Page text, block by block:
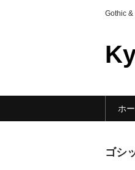
Gothic
ホ
ゴシ